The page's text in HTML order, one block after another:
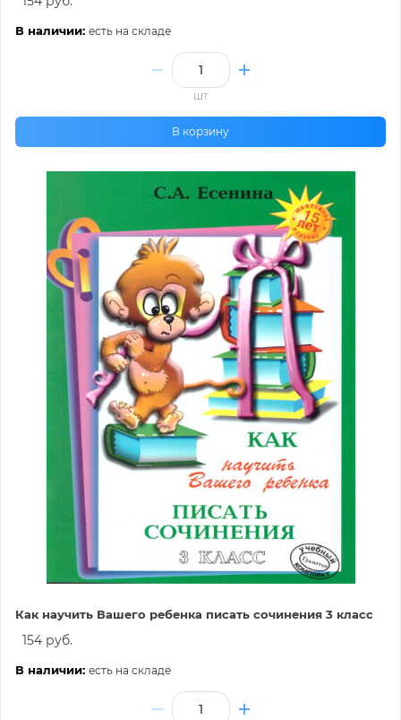
В наличии: есть на складе
шт
В корзину
Как научить Вашего ребенка писать сочинения 3 класс
154 руб.
В наличии: есть на складе